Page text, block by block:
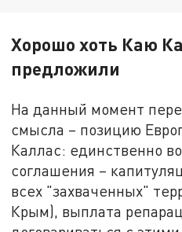
Хорошо хоть Каю
предложили
На данный момент
смысла – позицию
Каллас: единственно
соглашения –
всех "захваченных"
Крым), выплата